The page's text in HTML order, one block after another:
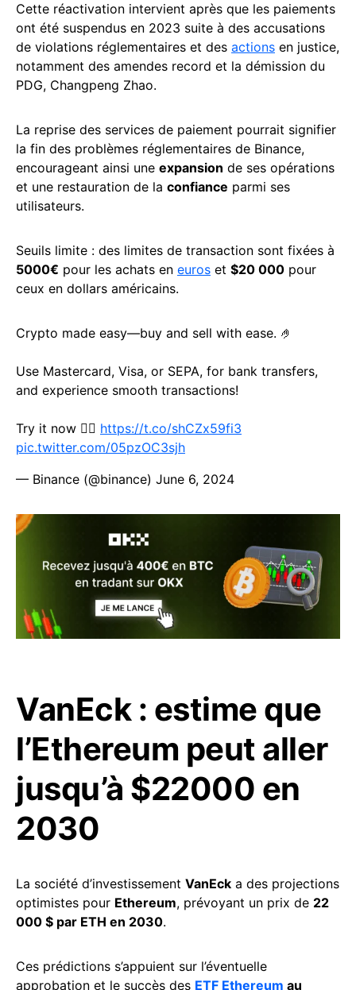
Cette réactivation intervient après que les paiements
ont été suspendus en 2023 suite à des accusations
de violations réglementaires et des actions en justice,
notamment des amendes record et la démission du
PDG, Changpeng Zhao.
La reprise des services de paiement pourrait signifier
la fin des problèmes réglementaires de Binance,
encourageant ainsi une expansion de ses opérations
et une restauration de la confiance parmi ses
utilisateurs.
Seuils limite : des limites de transaction sont fixées à
5000€ pour les achats en euros et $20 000 pour
ceux en dollars américains.
Crypto made easy—buy and sell with ease. 🤌
Use Mastercard, Visa, or SEPA, for bank transfers,
and experience smooth transactions!
Try it now 👉🏻 https://t.co/shCZx59fi3
pic.twitter.com/05pzOC3sjh
— Binance (@binance) June 6, 2024
VanEck : estime que
l’Ethereum peut aller
jusqu’à $22000 en
2030
La société d’investissement VanEck a des projections
optimistes pour Ethereum, prévoyant un prix de 22
000 $ par ETH en 2030.
Ces prédictions s’appuient sur l’éventuelle
approbation et le succès des ETF Ethereum au